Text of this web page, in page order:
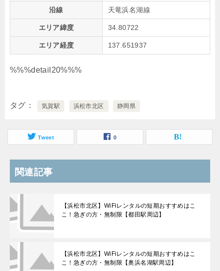
沿線 天竜浜名湖線
エリア緯度 34.80722
エリア経度 137.651937
%%%detail20%%%
タグ 気賀駅 浜松市北区 静岡県
Tweet 0
関連記事
【浜松市北区】WiFiレンタルの短期おすすめはこ
こ！急ぎの方・無制限【都田駅周辺】
【浜松市北区】WiFiレンタルの短期おすすめはこ
こ！急ぎの方・無制限【奥浜名湖駅周辺】